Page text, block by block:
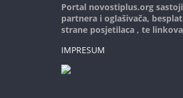
Portal novostiplus.org
partnera i oglašivača,
strane posjetilaca , te
IMPRESUM